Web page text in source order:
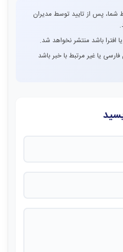
پس از تایید توسط مدیران
افترا باشد منتشر نخواهد شد.
فارسی یا غیر مرتبط با خبر باشد